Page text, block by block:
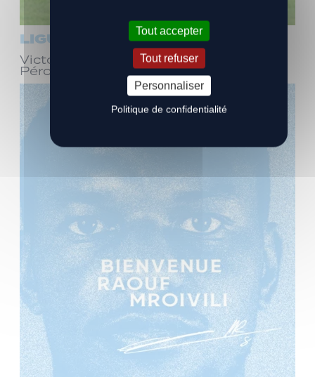
LIGUE 3
Victoire face à Bourg-en-Bresse
Péronnas (1-0)
Tout accepter
Tout refuser
Personnaliser
Politique de confidentialité